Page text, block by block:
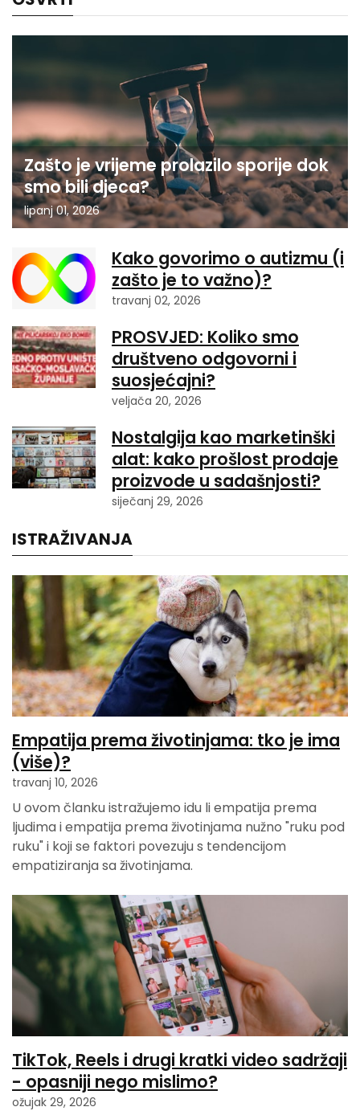
Zašto je vrijeme prolazilo sporije dok
smo bili djeca?
lipanj 01, 2026
Kako govorimo o autizmu (i
zašto je to važno)?
travanj 02, 2026
PROSVJED: Koliko smo
društveno odgovorni i
suosjećajni?
veljača 20, 2026
Nostalgija kao marketinški
alat: kako prošlost prodaje
proizvode u sadašnjosti?
siječanj 29, 2026
ISTRAŽIVANJA
Empatija prema životinjama: tko je ima
(više)?
travanj 10, 2026
U ovom članku istražujemo idu li empatija prema
ljudima i empatija prema životinjama nužno "ruku pod
ruku" i koji se faktori povezuju s tendencijom
empatiziranja sa životinjama.
TikTok, Reels i drugi kratki video sadržaji
- opasniji nego mislimo?
ožujak 29, 2026